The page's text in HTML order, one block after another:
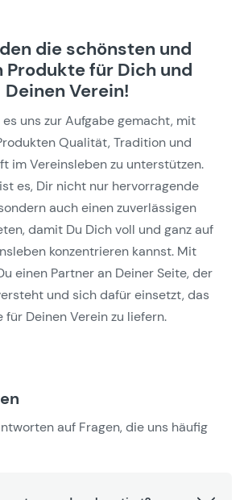
die schönsten und
Produkte für Dich und
Deinen Verein!
uns zur Aufgabe gemacht, mit
Qualität, Tradition und
im Vereinsleben zu unterstützen.
es, Dir nicht nur hervorragende
auch einen zuverlässigen
damit Du Dich voll und ganz auf
konzentrieren kannst. Mit
einen Partner an Deiner Seite, der
und sich dafür einsetzt, das
für Deinen Verein zu liefern.
auf Fragen, die uns häufig